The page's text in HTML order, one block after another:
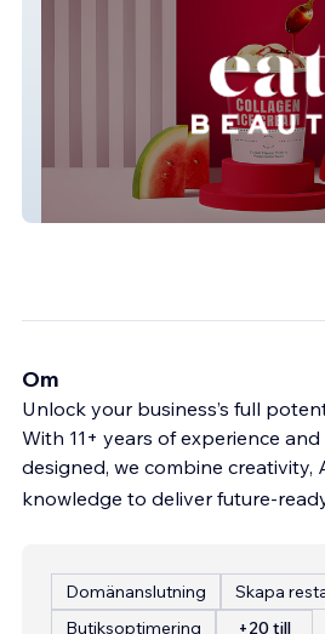
Eat Beauty
Om
Unlock your business’s full
With 11+ years of experience
designed, we combine creativity,
knowledge to deliver future-
Domänanslutning
Skapa
Butiksoptimering
+20 till